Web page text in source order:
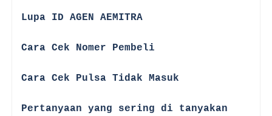
Lupa ID AGEN AEMITRA
Cara Cek Nomer Pembeli
Cara Cek Pulsa Tidak Masuk
Pertanyaan yang sering di tanyakan